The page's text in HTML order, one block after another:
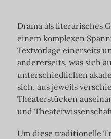
Drama als literarisches
einem komplexen
Textvorlage einerseits
andererseits, was sich
unterschiedlichen
sich, aus jeweils
Theaterstücken
und
Um diese traditionelle